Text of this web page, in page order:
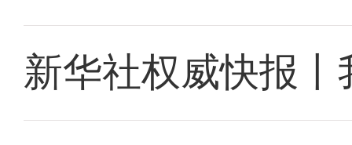
新华社权威快报